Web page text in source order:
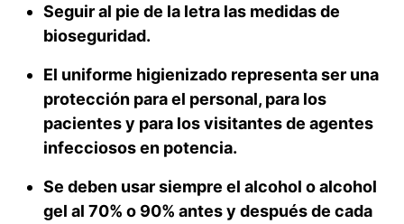
Seguir al pie de la letra las medidas de
bioseguridad.
El uniforme higienizado representa ser una
protección para el personal, para los
pacientes y para los visitantes de agentes
infecciosos en potencia.
Se deben usar siempre el alcohol o alcohol
gel al 70% o 90% antes y después de cada